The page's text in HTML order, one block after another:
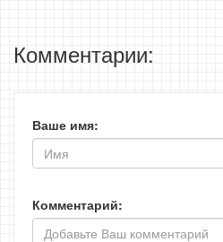
Комментарии:
Ваше имя:
Комментарий: